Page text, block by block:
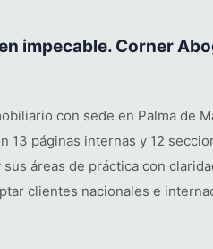
impecable. Corner
con sede en Palma de
páginas internas y 12
áreas de práctica con
clientes nacionales e